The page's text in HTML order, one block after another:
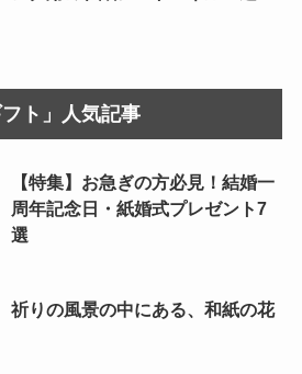
フト」人気記事
【特集】お急ぎの方必見！結婚一
周年記念日・紙婚式プレゼント7
選
祈りの風景の中にある、和紙の花